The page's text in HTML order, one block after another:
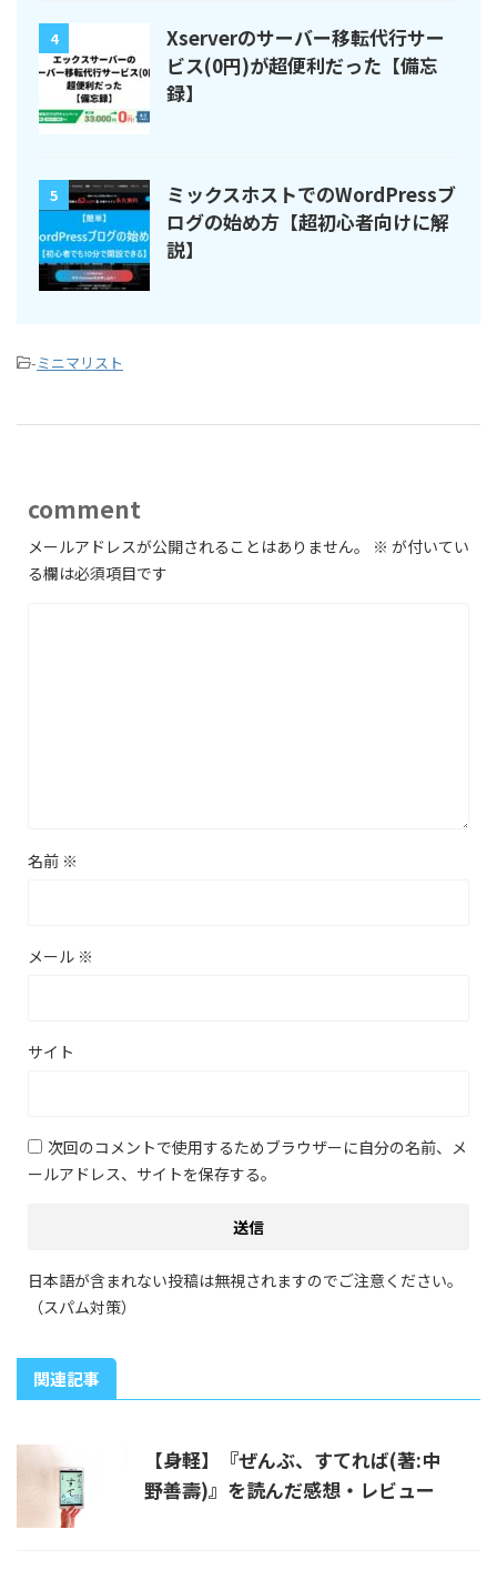
4
Xserverのサーバー移転代行サー
ビス(0円)が超便利だった【備忘
録】
5
ミックスホストでのWordPressブ
ログの始め方【超初心者向けに解
説】
-ミニマリスト
comment
メールアドレスが公開されることはありません。 ※ が付いてい
る欄は必須項目です
名前 ※
メール ※
サイト
次回のコメントで使用するためブラウザーに自分の名前、メ
ールアドレス、サイトを保存する。
日本語が含まれない投稿は無視されますのでご注意ください。
（スパム対策）
関連記事
【身軽】『ぜんぶ、すてれば(著:中
野善壽)』を読んだ感想・レビュー